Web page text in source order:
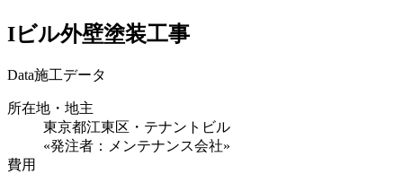
Iビル外壁塗装工事
Data施工データ
所在地・地主
東京都江東区・テナントビル
«発注者：メンテナンス会社»
費用